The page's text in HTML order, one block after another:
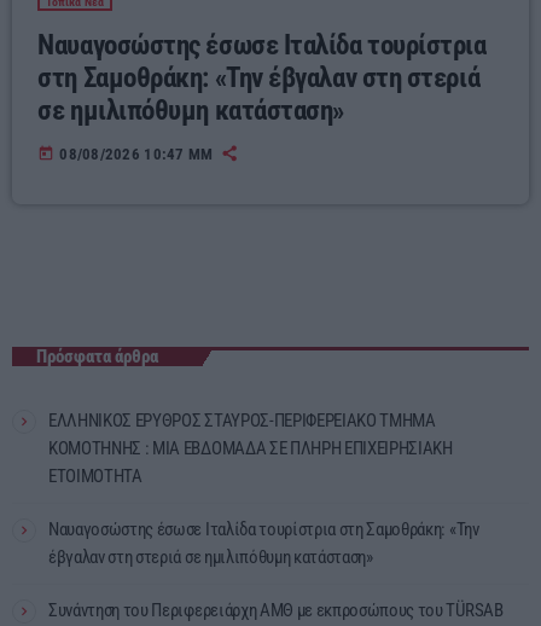
Ναυαγοσώστης έσωσε Ιταλίδα τουρίστρια
στη Σαμοθράκη: «Την έβγαλαν στη στεριά
σε ημιλιπόθυμη κατάσταση»
today 08/08/2026 10:47 ΜΜ
Πρόσφατα άρθρα
ΕΛΛΗΝΙΚΟΣ ΕΡΥΘΡΟΣ ΣΤΑΥΡΟΣ-ΠΕΡΙΦΕΡΕΙΑΚΟ ΤΜΗΜΑ
ΚΟΜΟΤΗΝΗΣ : ΜΙΑ ΕΒΔΟΜΑΔΑ ΣΕ ΠΛΗΡΗ ΕΠΙΧΕΙΡΗΣΙΑΚΗ
ΕΤΟΙΜΟΤΗΤΑ
Ναυαγοσώστης έσωσε Ιταλίδα τουρίστρια στη Σαμοθράκη: «Την
έβγαλαν στη στεριά σε ημιλιπόθυμη κατάσταση»
Συνάντηση του Περιφερειάρχη ΑΜΘ με εκπροσώπους του TÜRSAB